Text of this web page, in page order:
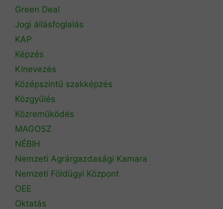
Green Deal
Jogi állásfoglalás
KAP
Képzés
Kinevezés
Középszintű szakképzés
Közgyűlés
Közreműködés
MAGOSZ
NÉBIH
Nemzeti Agrárgazdasági Kamara
Nemzeti Földügyi Központ
OEE
Oktatás